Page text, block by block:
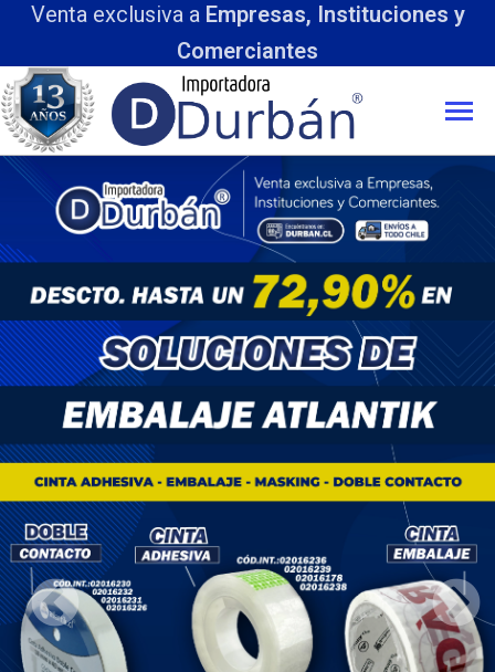
Venta exclusiva a Empresas, Instituciones y
Comerciantes